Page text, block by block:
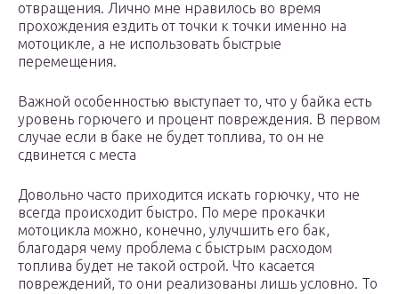
отвращения. Лично мне нравилось во время
прохождения ездить от точки к точки именно на
мотоцикле, а не использовать быстрые
перемещения.
Важной особенностью выступает то, что у байка есть
уровень горючего и процент повреждения. В первом
случае если в баке не будет топлива, то он не
сдвинется с места
Довольно часто приходится искать горючку, что не
всегда происходит быстро. По мере прокачки
мотоцикла можно, конечно, улучшить его бак,
благодаря чему проблема с быстрым расходом
топлива будет не такой острой. Что касается
повреждений, то они реализованы лишь условно. То